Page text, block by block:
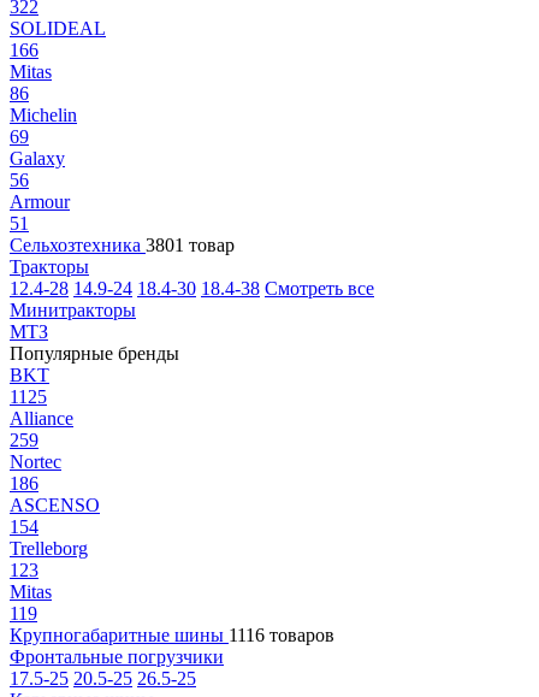
322
SOLIDEAL
166
Mitas
86
Michelin
69
Galaxy
56
Armour
51
Сельхозтехника 3801 товар
Тракторы
12.4-28 14.9-24 18.4-30 18.4-38 Смотреть все
Минитракторы
МТЗ
Популярные бренды
BKT
1125
Alliance
259
Nortec
186
ASCENSO
154
Trelleborg
123
Mitas
119
Крупногабаритные шины 1116 товаров
Фронтальные погрузчики
17.5-25 20.5-25 26.5-25